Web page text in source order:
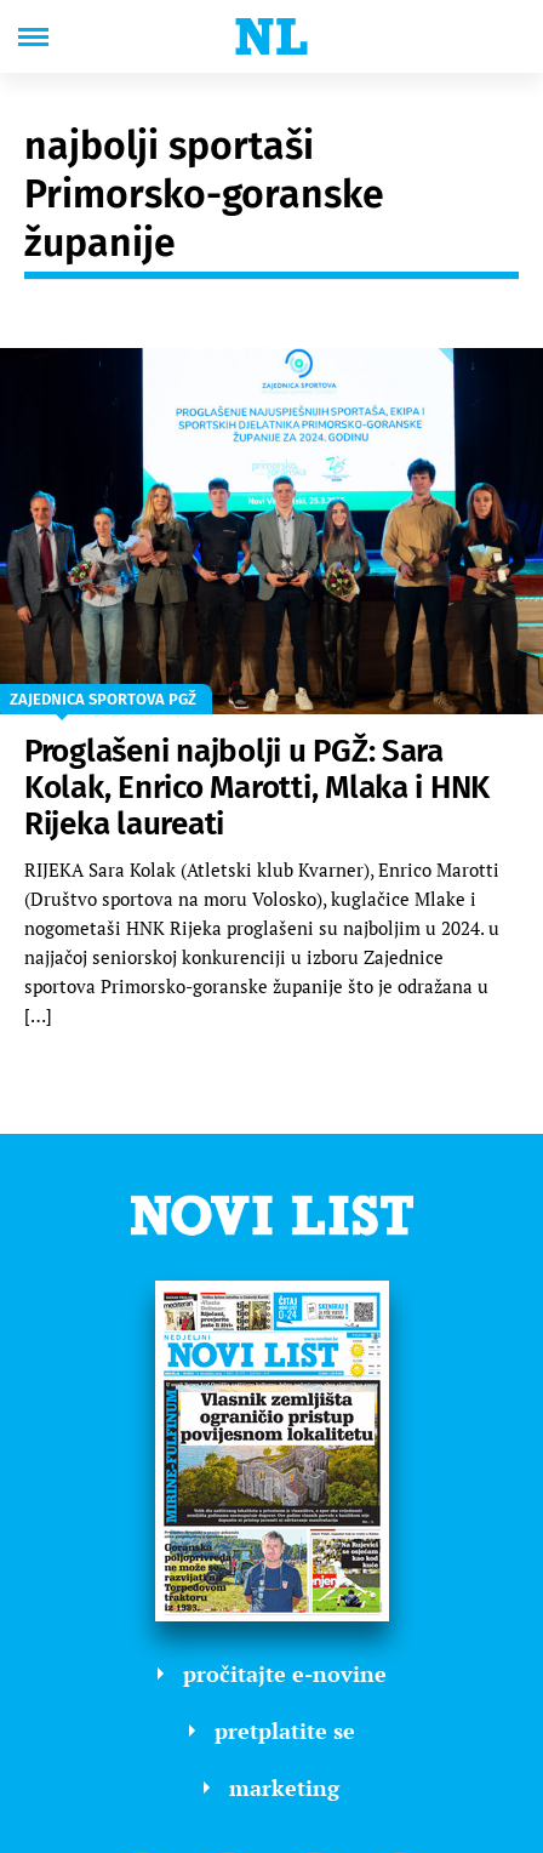
najbolji sportaši
Primorsko-goranske
županije
ZAJEDNICA SPORTOVA PGŽ
Proglašeni najbolji u PGŽ: Sara
Kolak, Enrico Marotti, Mlaka i HNK
Rijeka laureati
RIJEKA Sara Kolak (Atletski klub Kvarner), Enrico Marotti
(Društvo sportova na moru Volosko), kuglačice Mlake i
nogometaši HNK Rijeka proglašeni su najboljim u 2024. u
najjačoj seniorskoj konkurenciji u izboru Zajednice
sportova Primorsko-goranske županije što je odražana u
[…]
pročitajte e-novine
pretplatite se
marketing